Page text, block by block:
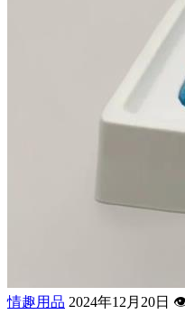
情趣用品 2024年12月20日